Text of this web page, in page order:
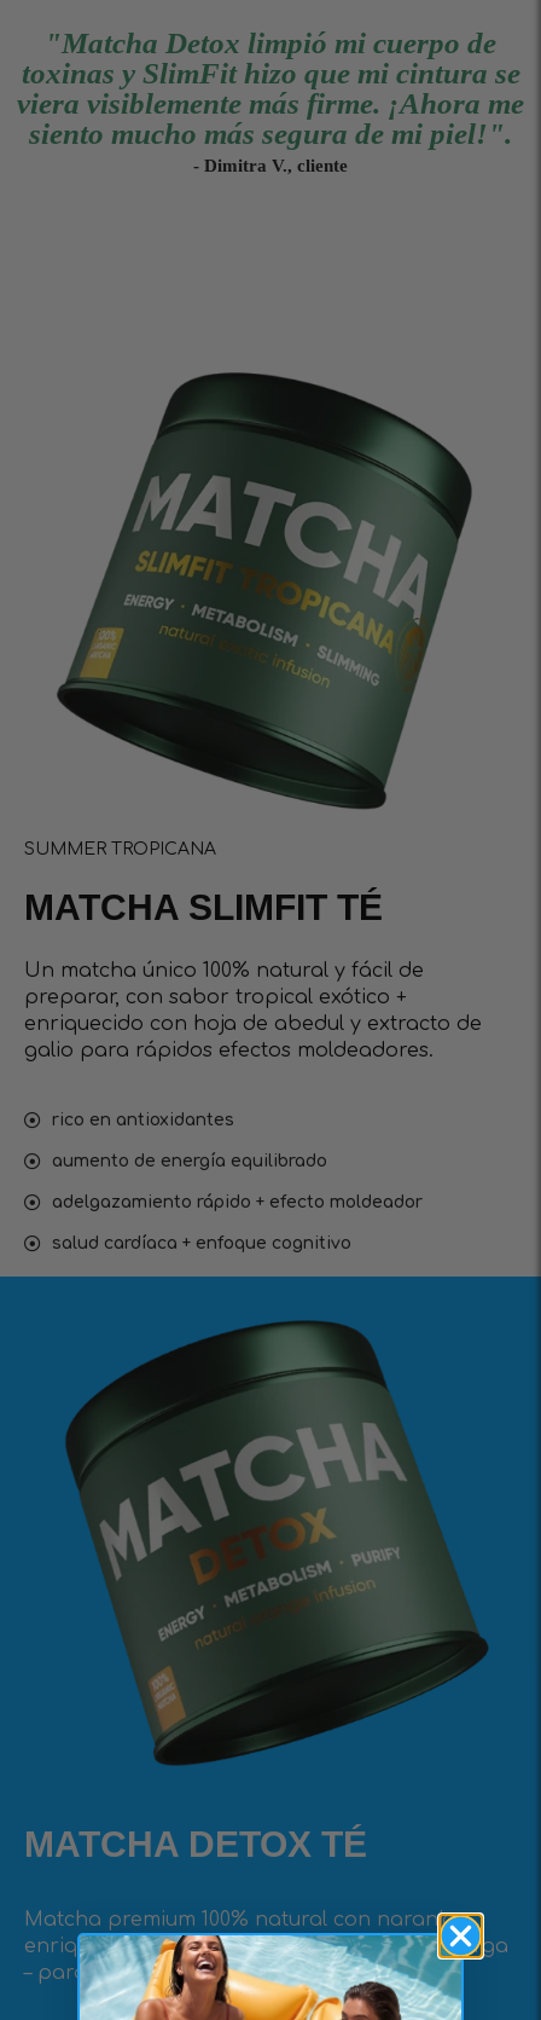
"Matcha Detox limpió mi cuerpo de
toxinas y SlimFit hizo que mi cintura se
viera visiblemente más firme. ¡Ahora me
siento mucho más segura de mi piel!".
- Dimitra V., cliente
SUMMER TROPICANA
MATCHA SLIMFIT TÉ
Un matcha único 100% natural y fácil de
preparar, con sabor tropical exótico +
enriquecido con hoja de abedul y extracto de
galio para rápidos efectos moldeadores.
rico en antioxidantes
aumento de energía equilibrado
adelgazamiento rápido + efecto moldeador
salud cardíaca + enfoque cognitivo
MATCHA DETOX TÉ
Matcha premium 100% natural con naranja,
enriquecido con hierba limón y naranja amarga
– para una acción detox reforzada.